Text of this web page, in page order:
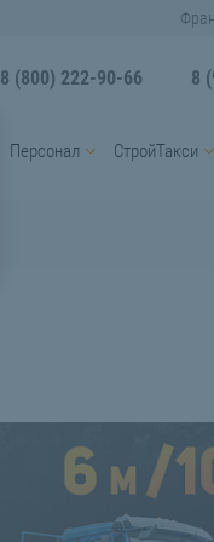
8 (800) 222-90-66 8
Персонал СтройТакси